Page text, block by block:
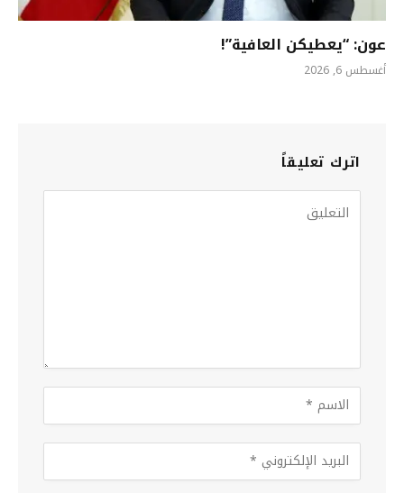
عون: “يعطيكن العافية”!
أغسطس 6, 2026
اترك تعليقاً